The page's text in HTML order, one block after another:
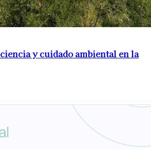
y cuidado ambiental en la